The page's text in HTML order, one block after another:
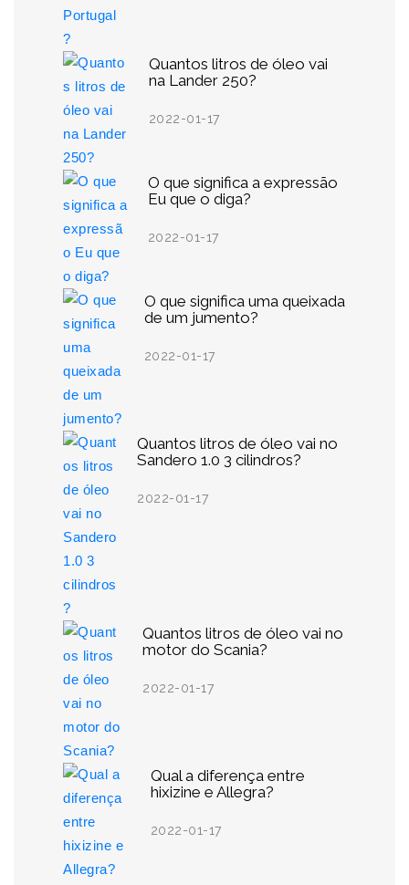
Quantos litros de óleo vai
na Lander 250?
2022-01-17
O que significa a expressão
Eu que o diga?
2022-01-17
O que significa uma queixada
de um jumento?
2022-01-17
Quantos litros de óleo vai no
Sandero 1.0 3 cilindros?
2022-01-17
Quantos litros de óleo vai no
motor do Scania?
2022-01-17
Qual a diferença entre
hixizine e Allegra?
2022-01-17